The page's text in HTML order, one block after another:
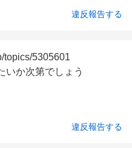
違反報告する
topics/5305601
いか次第でしょう
違反報告する